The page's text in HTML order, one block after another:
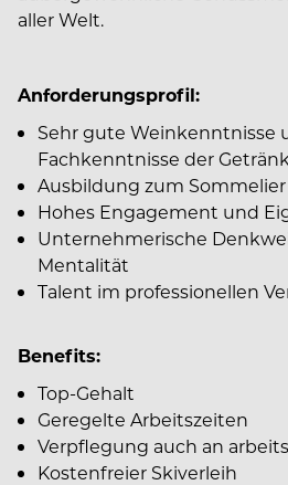
aller Welt.
Anforderungsprofil:
Sehr gute Weinkenntnisse
Fachkenntnisse der
Ausbildung zum Sommelier
Hohes Engagement und
Unternehmerische
Mentalität
Talent im professionellen
Benefits:
Top-Gehalt
Geregelte Arbeitszeiten
Verpflegung auch an
Kostenfreier Skiverleih